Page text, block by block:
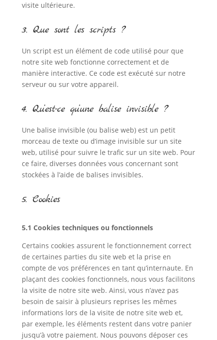
visite ultérieure.
3. Que sont les scripts ?
Un script est un élément de code utilisé pour que
notre site web fonctionne correctement et de
manière interactive. Ce code est exécuté sur notre
serveur ou sur votre appareil.
4. Qu’est-ce qu’une balise invisible ?
Une balise invisible (ou balise web) est un petit
morceau de texte ou d’image invisible sur un site
web, utilisé pour suivre le trafic sur un site web. Pour
ce faire, diverses données vous concernant sont
stockées à l’aide de balises invisibles.
5. Cookies
5.1 Cookies techniques ou fonctionnels
Certains cookies assurent le fonctionnement correct
de certaines parties du site web et la prise en
compte de vos préférences en tant qu’internaute. En
plaçant des cookies fonctionnels, nous vous facilitons
la visite de notre site web. Ainsi, vous n’avez pas
besoin de saisir à plusieurs reprises les mêmes
informations lors de la visite de notre site web et,
par exemple, les éléments restent dans votre panier
jusqu’à votre paiement. Nous pouvons déposer ces